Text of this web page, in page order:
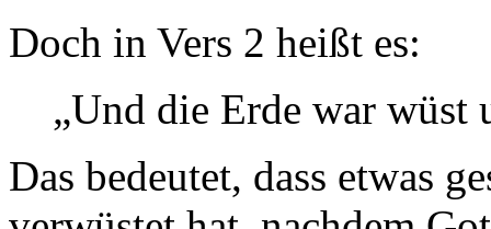
Doch in Vers 2 heißt es:
„Und die Erde war
Das bedeutet, dass etwas